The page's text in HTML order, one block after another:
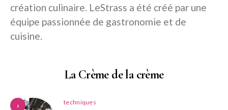
création culinaire. LeStrass a été créé par une
équipe passionnée de gastronomie et de
cuisine.
La Crème de la crème
1 techniques